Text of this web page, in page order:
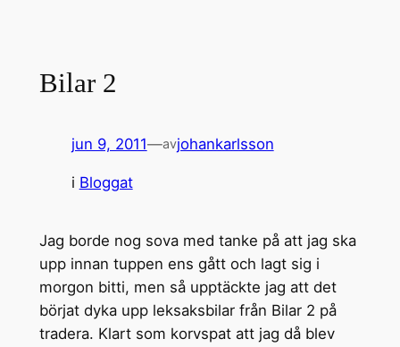
Bilar 2
jun 9, 2011—avjohankarlsson
i Bloggat
Jag borde nog sova med tanke på att jag ska
upp innan tuppen ens gått och lagt sig i
morgon bitti, men så upptäckte jag att det
börjat dyka upp leksaksbilar från Bilar 2 på
tradera. Klart som korvspat att jag då blev